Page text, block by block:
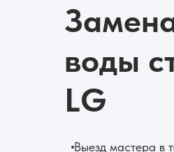
воды
LG
Выезд мастера в